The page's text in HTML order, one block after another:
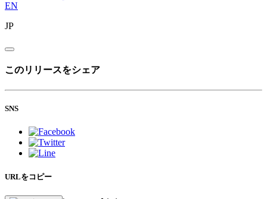
EN
JP
このリリースをシェア
SNS
URLをコピー